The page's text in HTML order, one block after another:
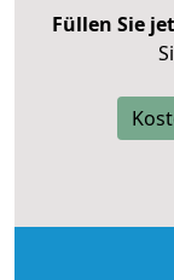
Füllen Sie